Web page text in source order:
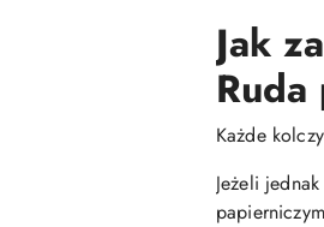
Jak
Każde
Jeżeli